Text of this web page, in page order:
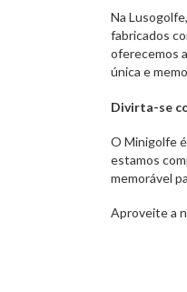
Na
fabricados
oferecemos
única e
Divirta-se
O Minigolfe
estamos
memorável
Aproveite a